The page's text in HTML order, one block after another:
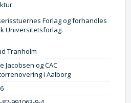
Forlag og forhandles
Universitetsforlag.
Tranholm
Jacobsen og CAC
i Aalborg